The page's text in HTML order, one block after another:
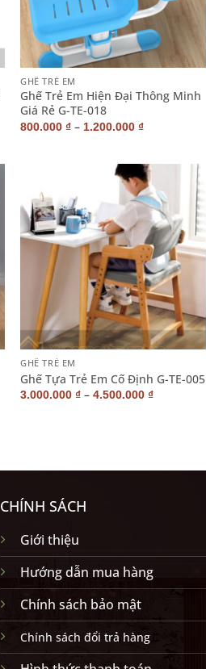
+
GHẾ TRẺ EM
Ghế Trẻ Em Hiện Đại Thông Minh
Giá Rẻ G-TE-018
800.000₫ – 1.200.000₫
+
GHẾ TRẺ EM
Ghế Tựa Trẻ Em Cố Định G-TE-005
3.000.000₫ –4.500.000₫
CHÍNH SÁCH
Giới thiệu
Hướng dẫn mua hàng
Chính sách bảo mật
Chính sách đổi trả hàng